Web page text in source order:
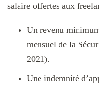
salaire offertes aux
Un revenu
mensuel de la
2021).
Une indemnité